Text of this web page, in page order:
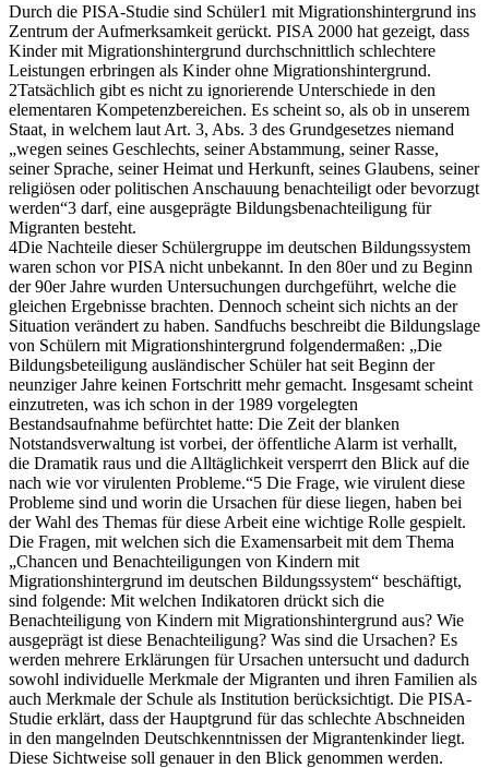
Durch die PISA-Studie sind Schüler1 mit Migrationshintergrund ins
Zentrum der Aufmerksamkeit gerückt. PISA 2000 hat gezeigt, dass
Kinder mit Migrationshintergrund durchschnittlich schlechtere
Leistungen erbringen als Kinder ohne Migrationshintergrund.
2Tatsächlich gibt es nicht zu ignorierende Unterschiede in den
elementaren Kompetenzbereichen. Es scheint so, als ob in unserem
Staat, in welchem laut Art. 3, Abs. 3 des Grundgesetzes niemand
„wegen seines Geschlechts, seiner Abstammung, seiner Rasse,
seiner Sprache, seiner Heimat und Herkunft, seines Glaubens, seiner
religiösen oder politischen Anschauung benachteiligt oder bevorzugt
werden“3 darf, eine ausgeprägte Bildungsbenachteiligung für
Migranten besteht.
4Die Nachteile dieser Schülergruppe im deutschen Bildungssystem
waren schon vor PISA nicht unbekannt. In den 80er und zu Beginn
der 90er Jahre wurden Untersuchungen durchgeführt, welche die
gleichen Ergebnisse brachten. Dennoch scheint sich nichts an der
Situation verändert zu haben. Sandfuchs beschreibt die Bildungslage
von Schülern mit Migrationshintergrund folgendermaßen: „Die
Bildungsbeteiligung ausländischer Schüler hat seit Beginn der
neunziger Jahre keinen Fortschritt mehr gemacht. Insgesamt scheint
einzutreten, was ich schon in der 1989 vorgelegten
Bestandsaufnahme befürchtet hatte: Die Zeit der blanken
Notstandsverwaltung ist vorbei, der öffentliche Alarm ist verhallt,
die Dramatik raus und die Alltäglichkeit versperrt den Blick auf die
nach wie vor virulenten Probleme.“5 Die Frage, wie virulent diese
Probleme sind und worin die Ursachen für diese liegen, haben bei
der Wahl des Themas für diese Arbeit eine wichtige Rolle gespielt.
Die Fragen, mit welchen sich die Examensarbeit mit dem Thema
„Chancen und Benachteiligungen von Kindern mit
Migrationshintergrund im deutschen Bildungssystem“ beschäftigt,
sind folgende: Mit welchen Indikatoren drückt sich die
Benachteiligung von Kindern mit Migrationshintergrund aus? Wie
ausgeprägt ist diese Benachteiligung? Was sind die Ursachen? Es
werden mehrere Erklärungen für Ursachen untersucht und dadurch
sowohl individuelle Merkmale der Migranten und ihren Familien als
auch Merkmale der Schule als Institution berücksichtigt. Die PISA-
Studie erklärt, dass der Hauptgrund für das schlechte Abschneiden
in den mangelnden Deutschkenntnissen der Migrantenkinder liegt.
Diese Sichtweise soll genauer in den Blick genommen werden.